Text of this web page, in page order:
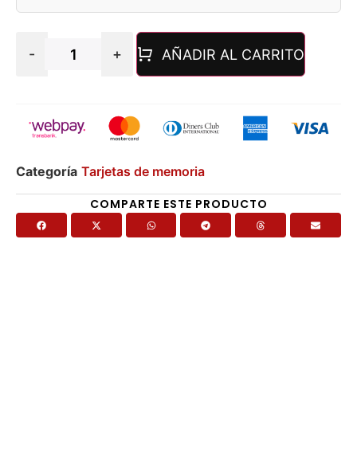
- + AÑADIR AL CARRITO
Categoría Tarjetas de memoria
COMPARTE ESTE PRODUCTO